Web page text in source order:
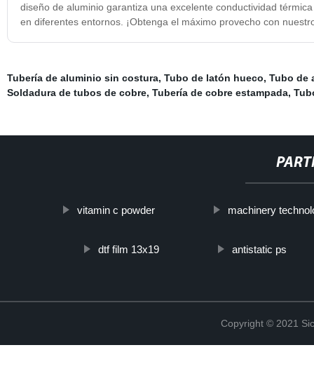
diseño de aluminio garantiza una excelente conductividad
en diferentes entornos. ¡Obtenga el máximo provecho con
Tubería de aluminio sin costura, Tubo de latón hueco, Tubo de
Soldadura de tubos de cobre, Tubería de cobre estampada,
vitamin c powder machinery
dtf film 13x19 antistatic ps
Copyright © 2021